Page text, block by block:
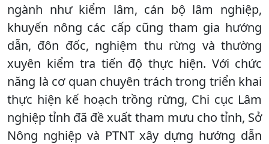
ngành như kiểm lâm, cán bộ lâm nghiệp,
khuyến nông các cấp cũng tham gia hướng
dẫn, đôn đốc, nghiệm thu rừng và thường
xuyên kiểm tra tiến độ thực hiện. Với chức
năng là cơ quan chuyên trách trong triển khai
thực hiện kế hoạch trồng rừng, Chi cục Lâm
nghiệp tỉnh đã đề xuất tham mưu cho tỉnh, Sở
Nông nghiệp và PTNT xây dựng hướng dẫn